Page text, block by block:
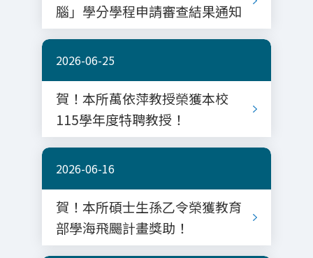
腦」學分學程申請審查結果通知
2026-06-25
賀！本所萬依萍教授榮獲本校
115學年度特聘教授！
2026-06-16
賀！本所碩士生孫乙令榮獲教育
部學海飛颺計畫獎助！